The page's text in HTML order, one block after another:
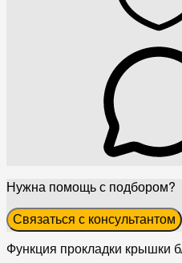
Нужна помощь с подбором?
Связаться с консультантом
Функция прокладки крышки